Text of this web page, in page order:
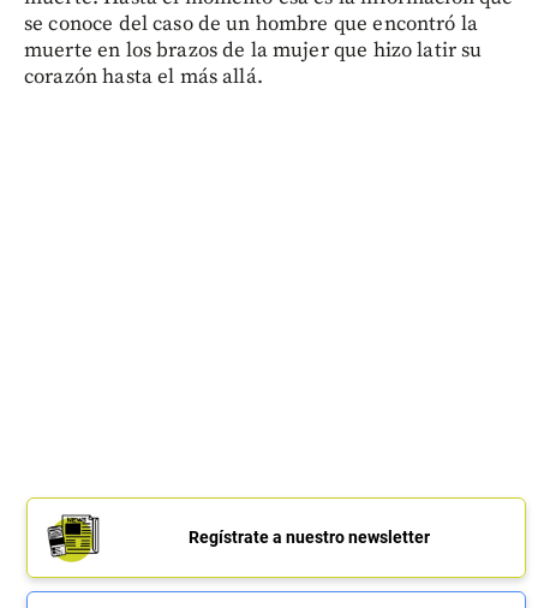
se conoce del caso de un hombre que encontró la
muerte en los brazos de la mujer que hizo latir su
corazón hasta el más allá.
Regístrate a nuestro newsletter